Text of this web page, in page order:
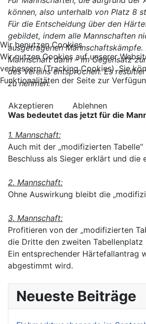
können, also unterhalb von Platz 8
Für die Entscheidung über den
gebildet, indem alle Mannschaften
ausgetragenen
Mannschaft dann – im Gegensatz
des Vereins entsprochen. Es
zu nehmen.
Was bedeutet das jetzt für die
1. Mannschaft:
Auch mit der „modifizierten
Beschluss als Sieger erklärt und
2. Mannschaft:
Ohne Auswirkung bleibt die
3. Mannschaft:
Profitieren von der „modifizierten
die Dritte den zweiten
Ein entsprechender Härtefallantrag
abgestimmt wird.
Neueste Beiträge
Wir benutzen Cookies
Wir nutzen Cookies auf unserer
verbessern (Tracking Cookies). Sie
Funktionalitäten der Seite zur
Akzeptieren Ablehnen